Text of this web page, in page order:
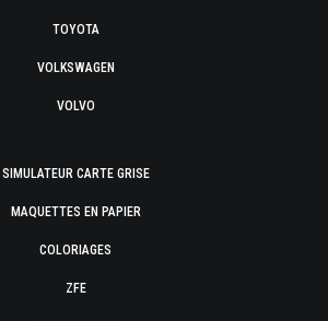
TOYOTA
VOLKSWAGEN
VOLVO
SIMULATEUR CARTE GRISE
MAQUETTES EN PAPIER
COLORIAGES
ZFE